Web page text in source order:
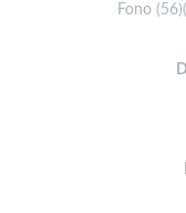
Fono